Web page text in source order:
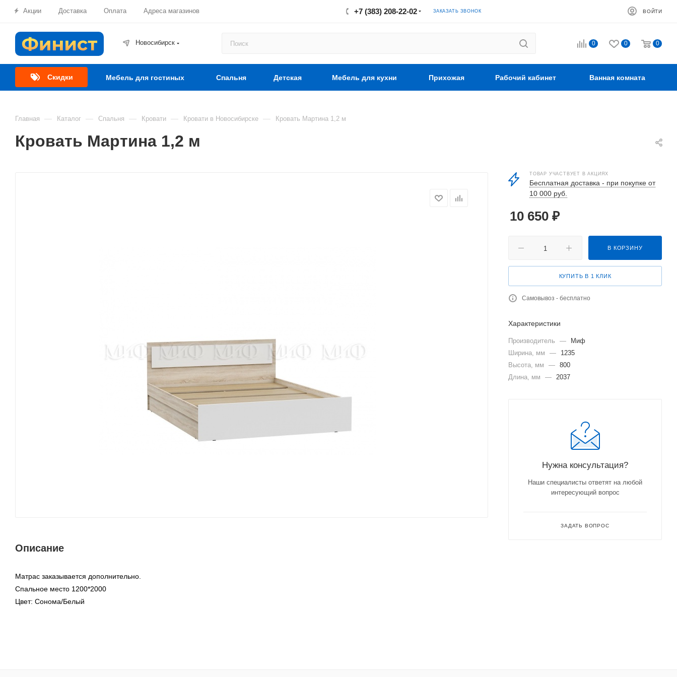
Акции Доставка Оплата Адреса магазинов +7 (383) 208-22-02 ЗАКАЗАТЬ ЗВОНОК ВОЙТИ
Новосибирск 0 0 0
Скидки Мебель для гостиных Спальня Детская Мебель для кухни Прихожая Рабочий кабинет Ванная комната
Главная — Каталог — Спальня — Кровати — Кровати в Новосибирске — Кровать Мартина 1,2 м
Кровать Мартина 1,2 м
Описание
Матрас заказывается дополнительно.
Спальное место 1200*2000
Цвет: Сонома/Белый
ТОВАР УЧАСТВУЕТ В АКЦИЯХ
Бесплатная доставка - при покупке от
10 000 руб.
10 650 ₽
В КОРЗИНУ
КУПИТЬ В 1 КЛИК
Самовывоз - бесплатно
Характеристики
Производитель —
Миф
Ширина, мм
—
1235
Высота, мм
— 800
Длина, мм
— 2037
Нужна консультация?
Наши специалисты ответят на любой
интересующий вопрос
ЗАДАТЬ ВОПРОС